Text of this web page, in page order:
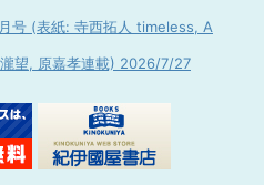
号 (表紙: 寺西拓人 timeless, A
望, 原嘉孝連載) 2026/7/27